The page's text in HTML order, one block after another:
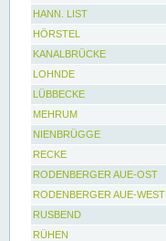
HANN. LIST
HÖRSTEL
KANALBRÜCKE
LOHNDE
LÜBBECKE
MEHRUM
NIENBRÜGGE
RECKE
RODENBERGER AUE-OST
RODENBERGER AUE-WEST
RUSBEND
RÜHEN